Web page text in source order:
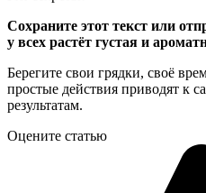
Сохраните этот текст или
у всех растёт густая и
Берегите свои грядки, своё
простые действия приводят к
результатам.
Оцените статью